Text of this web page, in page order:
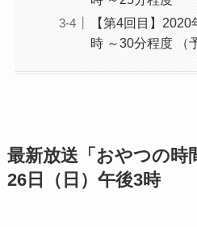
【第4回目】
時 ～30分程度 （
最新放送「おやつの時
26日（日）午後3時